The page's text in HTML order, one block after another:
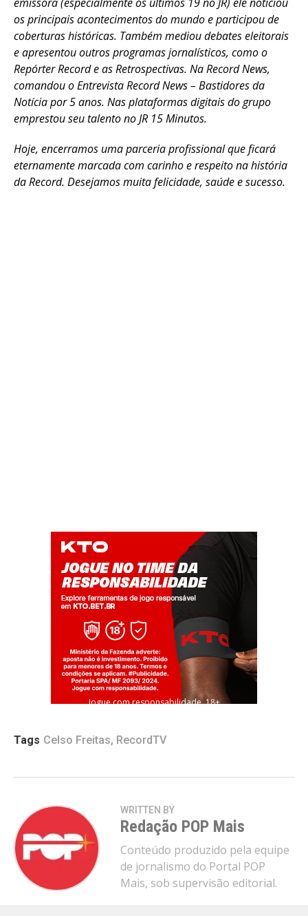
os principais acontecimentos do mundo e participou de
coberturas históricas. Também mediou debates eleitorais
e apresentou outros programas jornalísticos, como o
Repórter Record e as Retrospectivas. Na Record News,
comandou o Entrevista Record News – Bastidores da
Notícia por 5 anos. Nas plataformas digitais do grupo
emprestou seu talento no JR 15 Minutos.
Hoje, encerramos uma parceria profissional que ficará
eternamente marcada com carinho e respeito na história
da Record. Desejamos muita felicidade, saúde e sucesso.
Jogue com responsabilidade. 18+
Tags Celso Freitas, RecordTV
WRITTEN BY
Redação POP Mais
Conteúdo produzido pela equipe
de jornalismo do Portal POP
Mais, sob supervisão editorial.